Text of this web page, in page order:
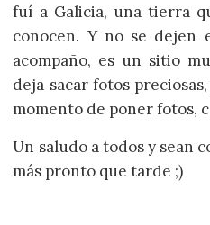
fuí a Galicia, una tierra
conocen. Y no se dejen
acompaño, es un sitio
deja sacar fotos
momento de poner fotos,
Un saludo a todos y sean
más pronto que tarde ;)